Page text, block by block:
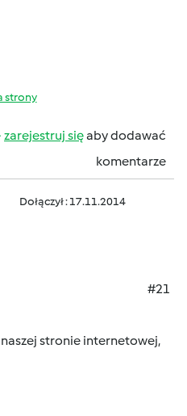
strony
zarejestruj sięaby dodawać
komentarze
Dołączył : 17.11.2014
#21
stronie internetowej,